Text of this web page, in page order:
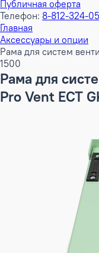
Публичная оферта
Телефон: 8-812-324-
Главная
Аксессуары и опции
Рама для систем
1500
Рама для
Pro Vent ECT